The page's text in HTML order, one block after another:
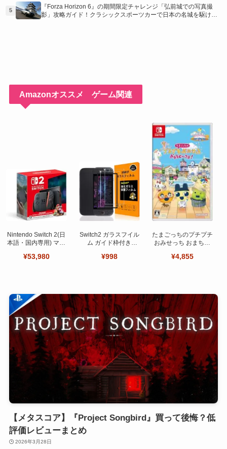
5
『Forza Horizon 6』の期間限定チャレンジ「弘前城での写真撮
影」攻略ガイド！クラシックスポーツカーで日本の名城を駆け巡
Amazonオススメ ゲーム関連
Nintendo Switch 2(日
本語・国内専用) マリ
ット
¥53,980
Switch2 ガラスフイル
ム ガイド枠付き
ット 日本旭硝子製-高
¥998
たまごっちのプチプチ
おみせっち おまちど
¥4,855
【メタスコア】『Project Songbird』買って後悔？低
評価レビューまとめ
2026年3月28日